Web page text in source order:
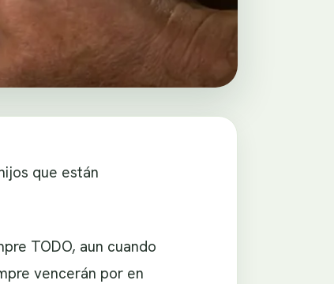
que están
TODO, aun cuando
vencerán por en